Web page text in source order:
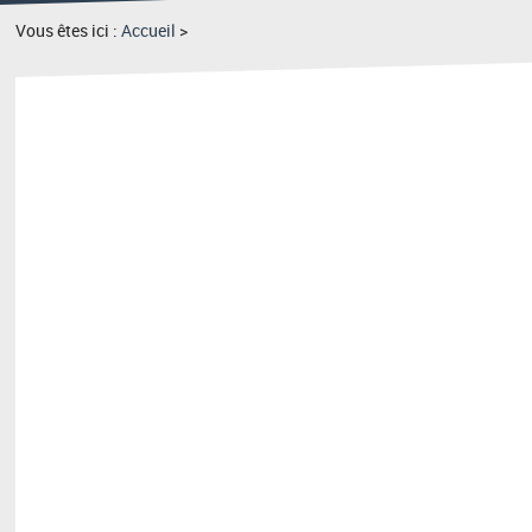
Vous êtes ici :Accueil >